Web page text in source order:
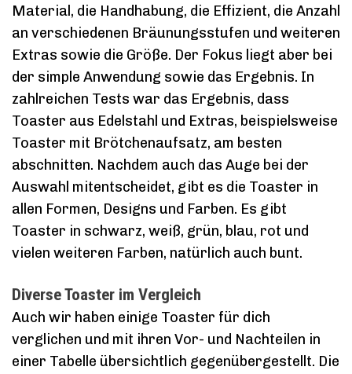
Material, die Handhabung, die Effizient, die Anzahl
an verschiedenen Bräunungsstufen und weiteren
Extras sowie die Größe. Der Fokus liegt aber bei
der simple Anwendung sowie das Ergebnis. In
zahlreichen Tests war das Ergebnis, dass
Toaster aus Edelstahl und Extras, beispielsweise
Toaster mit Brötchenaufsatz, am besten
abschnitten. Nachdem auch das Auge bei der
Auswahl mitentscheidet, gibt es die Toaster in
allen Formen, Designs und Farben. Es gibt
Toaster in schwarz, weiß, grün, blau, rot und
vielen weiteren Farben, natürlich auch bunt.
Diverse Toaster im Vergleich
Auch wir haben einige Toaster für dich
verglichen und mit ihren Vor- und Nachteilen in
einer Tabelle übersichtlich gegenübergestellt. Die